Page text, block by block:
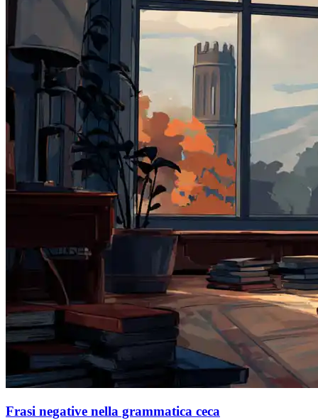
Frasi negative nella grammatica ceca